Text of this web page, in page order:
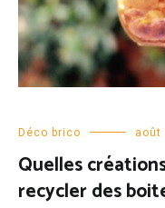
Déco brico août
Quelles
recycler des